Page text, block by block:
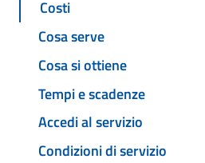
Costi
Cosa serve
Cosa si ottiene
Tempi e scadenze
Accedi al servizio
Condizioni di servizio